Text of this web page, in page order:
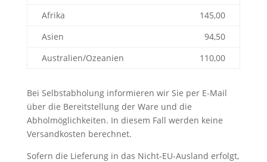
Afrika
145,00
Asien
94,50
Australien/Ozeanien
110,00
Bei Selbstabholung informieren wir Sie per E-Mail
über die Bereitstellung der Ware und die
Abholmöglichkeiten. In diesem Fall werden keine
Versandkosten berechnet.
Sofern die Lieferung in das Nicht-EU-Ausland erfolgt,